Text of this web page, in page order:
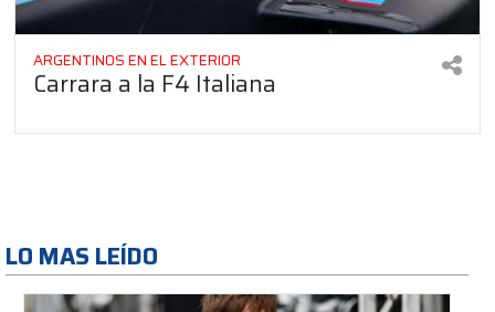
ARGENTINOS EN EL EXTERIOR
Carrara a la F4 Italiana
LO MAS LEÍDO